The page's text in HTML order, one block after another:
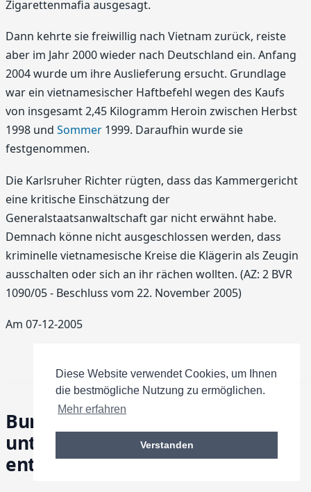
Diese Website verwendet Cookies, um Ihnen
die bestmögliche Nutzung zu ermöglichen.
Mehr erfahren
Verstanden
Zigarettenmafia ausgesagt.
Dann kehrte sie freiwillig nach Vietnam zurück, reiste
aber im Jahr 2000 wieder nach Deutschland ein. Anfang
2004 wurde um ihre Auslieferung ersucht. Grundlage
war ein vietnamesischer Haftbefehl wegen des Kaufs
von insgesamt 2,45 Kilogramm Heroin zwischen Herbst
1998 und Sommer 1999. Daraufhin wurde sie
festgenommen.
Die Karlsruher Richter rügten, dass das Kammergericht
eine kritische Einschätzung der
Generalstaatsanwaltschaft gar nicht erwähnt habe.
Demnach könne nicht ausgeschlossen werden, dass
kriminelle vietnamesische Kreise die Klägerin als Zeugin
ausschalten oder sich an ihr rächen wollten. (AZ: 2 BVR
1090/05 - Beschluss vom 22. November 2005)
Am 07-12-2005
Bundesverfassungsgericht
untersagt Abschuss von
entführtem Passagierflugzeug